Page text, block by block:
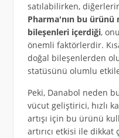
satılabilirken,
Pharma'nın bu ürünü
bileşenleri içerdiği,
önemli faktörlerdir.
doğal bileşenlerden
statüsünü olumlu
Peki, Danabol neden
vücut geliştirici, hızlı
artışı için bu ürünü
artırıcı etkisi ile